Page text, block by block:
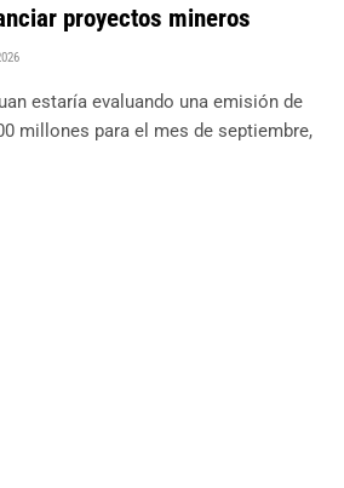
proyectos mineros
estaría evaluando una emisión de
millones para el mes de septiembre,